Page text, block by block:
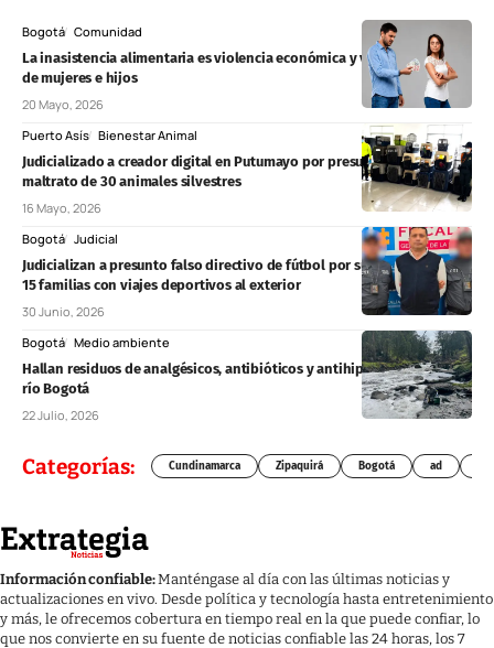
Bogotá Comunidad
La inasistencia alimentaria es violencia económica y vulnera derechos
de mujeres e hijos
20 Mayo, 2026
Puerto Asís Bienestar Animal
Judicializado a creador digital en Putumayo por presunto cautiverio y
maltrato de 30 animales silvestres
16 Mayo, 2026
Bogotá Judicial
Judicializan a presunto falso directivo de fútbol por supuesta estafa a
15 familias con viajes deportivos al exterior
30 Junio, 2026
Bogotá Medio ambiente
Hallan residuos de analgésicos, antibióticos y antihipertensivos en el
río Bogotá
22 Julio, 2026
Categorías: Cundinamarca Zipaquirá Bogotá ad
Información confiable:Manténgase al día con las últimas noticias y
actualizaciones en vivo. Desde política y tecnología hasta entretenimiento
y más, le ofrecemos cobertura en tiempo real en la que puede confiar, lo
que nos convierte en su fuente de noticias confiable las 24 horas, los 7